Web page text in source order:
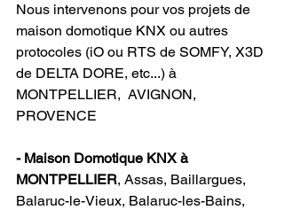
Nous intervenons pour vos projets de
maison domotique KNX ou autres
protocoles (iO ou RTS de SOMFY, X3D
de DELTA DORE, etc...) à
MONTPELLIER,  AVIGNON,
PROVENCE
- Maison Domotique KNX à
MONTPELLIER, Assas, Baillargues,
Balaruc-le-Vieux, Balaruc-les-Bains,